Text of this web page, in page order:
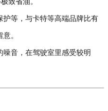
护等，与卡特等高端品牌比有
。
噪音，在驾驶室里感受较明